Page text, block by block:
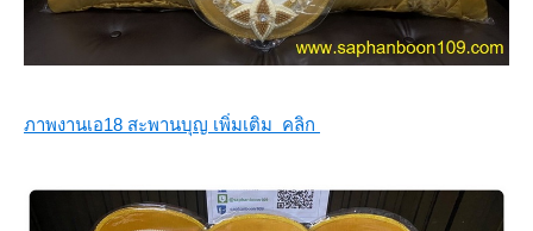
ภาพงานเอ18 สะพานบุญ เพิ่มเติม คลิก